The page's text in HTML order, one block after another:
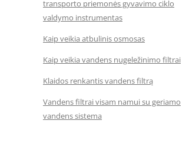
transporto priemonės gyvavimo ciklo
valdymo instrumentas
Kaip veikia atbulinis osmosas
Kaip veikia vandens nugeležinimo filtrai
Klaidos renkantis vandens filtrą
Vandens filtrai visam namui su geriamo
vandens sistema